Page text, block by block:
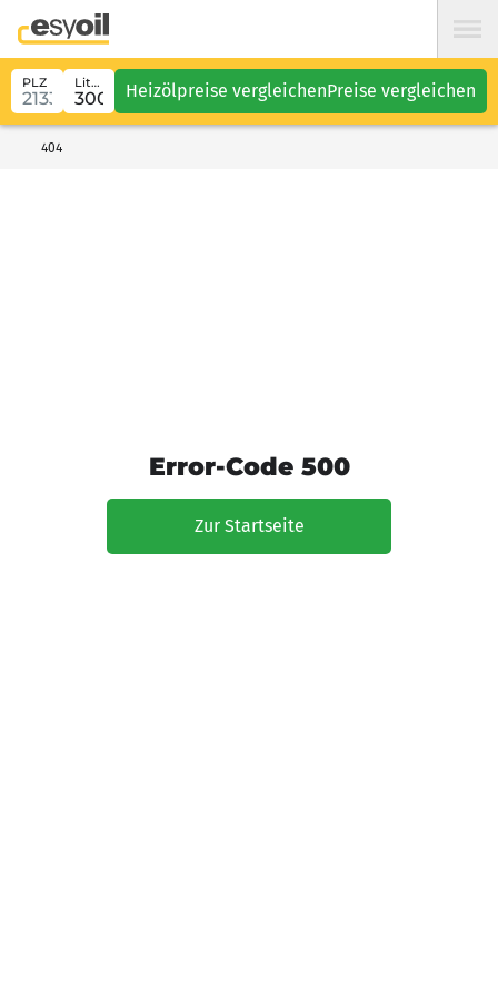
PLZ Liter Heizölpreise vergleichenPreise vergleichen
404
Error-Code 500
Zur Startseite